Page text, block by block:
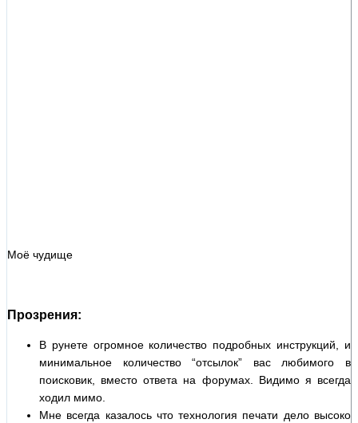
Моё чудище
Прозрения:
В рунете огромное количество подробных инструкций, и
минимальное количество “отсылок” вас любимого в
поисковик, вместо ответа на форумах. Видимо я всегда
ходил мимо.
Мне всегда казалось что технология печати дело высоко